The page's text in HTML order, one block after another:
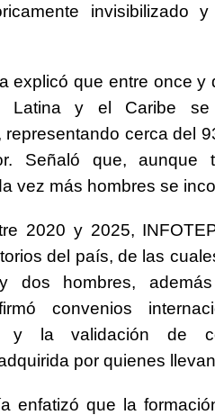
invisibilizado
explicó que entre once
Latina y el Caribe se
representando cerca del
Señaló que, aunque
vez más hombres se
2020 y 2025,
del país, de las
dos hombres,
convenios
y la validación de
por quienes
enfatizó que la